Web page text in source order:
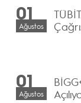
01
Ağustos
01
Ağustos